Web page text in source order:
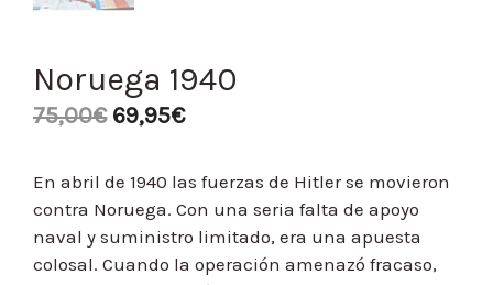
Noruega 1940
75,00€ 69,95€
En abril de 1940 las fuerzas de Hitler se movieron
contra Noruega. Con una seria falta de apoyo
naval y suministro limitado, era una apuesta
colosal. Cuando la operación amenazó fracaso,